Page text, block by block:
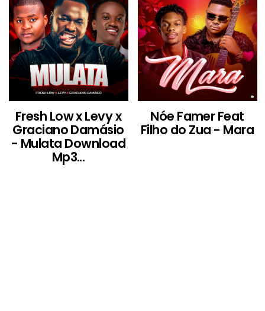
Fresh Low x Levy x
Graciano Damásio
- Mulata Download
Mp3...
Nóe Famer Feat
Filho do Zua - Mara